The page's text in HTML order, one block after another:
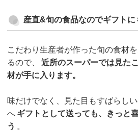
産直&旬の食品なのでギフトに
こだわり生産者が作った旬の食材
るので、
近所のスーパーでは見た
材が手に入ります。
味だけでなく、見た目もすばらし
へ ギフトとして送っても、きっと
う 。